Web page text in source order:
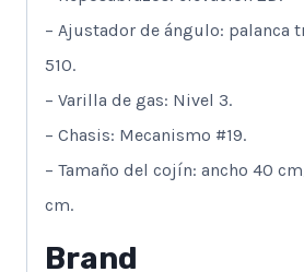
– Ajustador de ángulo: palanca
510.
– Varilla de gas: Nivel 3.
– Chasis: Mecanismo #19.
– Tamaño del cojín: ancho 40
cm.
Brand